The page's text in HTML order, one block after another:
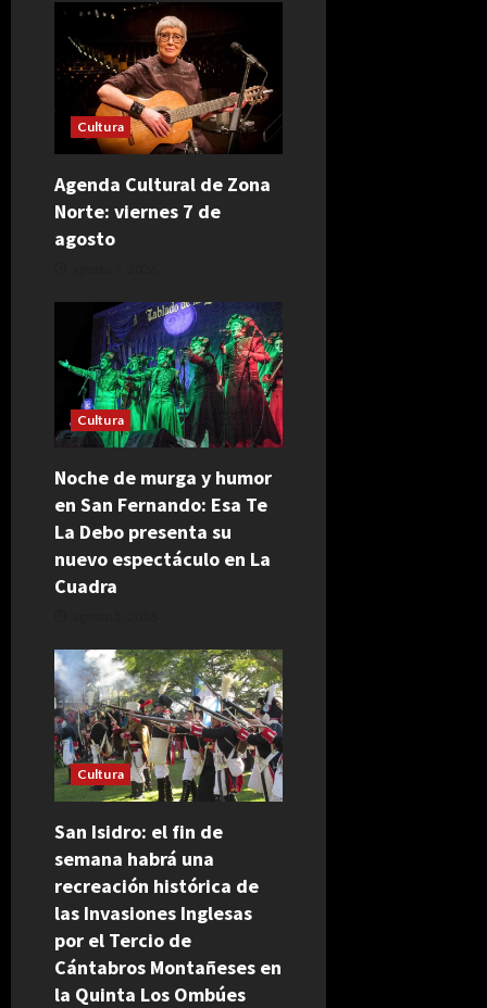
Cultura
Agenda Cultural de Zona
Norte: viernes 7 de
agosto
Cultura
Noche de murga y humor
en San Fernando: Esa Te
La Debo presenta su
nuevo espectáculo en La
Cuadra
Cultura
San Isidro: el fin de
semana habrá una
recreación histórica de
las Invasiones Inglesas
por el Tercio de
Cántabros Montañeses en
la Quinta Los Ombúes